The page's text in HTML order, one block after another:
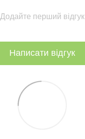
Додайте перший відгук
Написати відгук